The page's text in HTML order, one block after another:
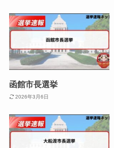
函館市長選挙
2026年3月6日